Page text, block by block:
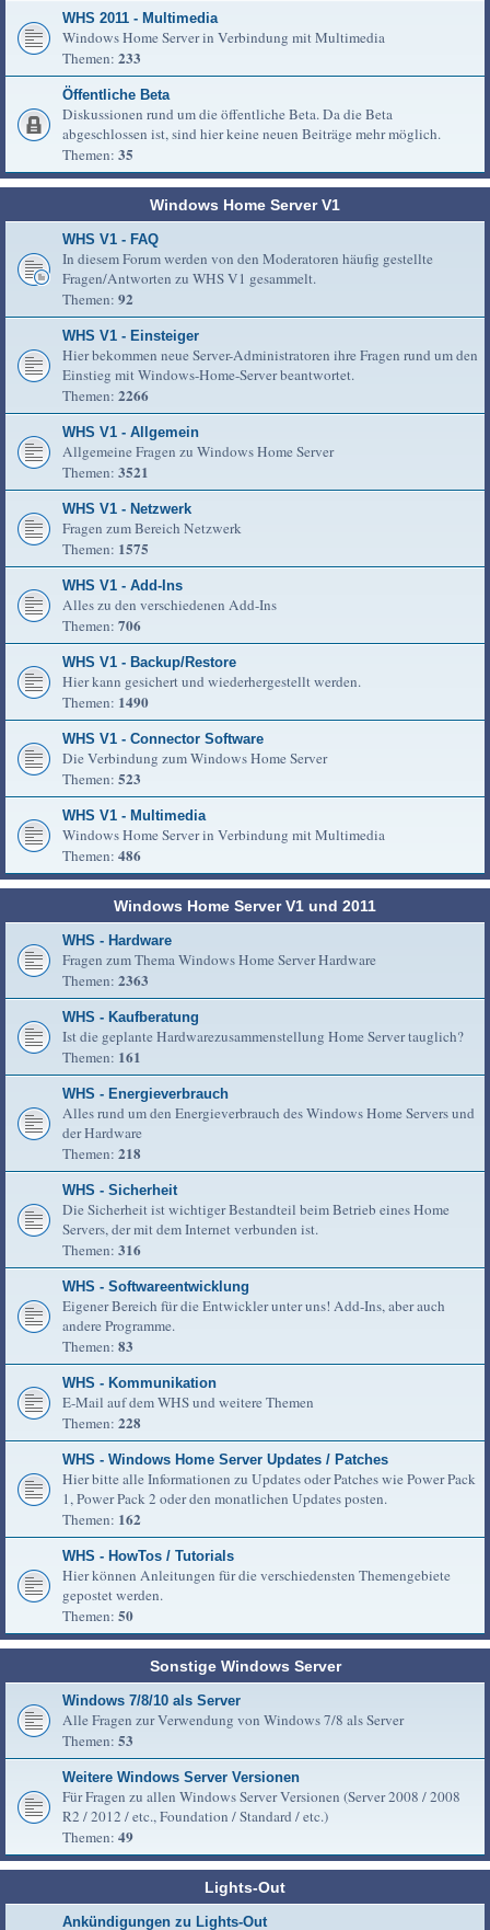
WHS 2011 - Multimedia
Windows Home Server in Verbindung mit Multimedia
Themen: 233
Öffentliche Beta
Diskussionen rund um die öffentliche Beta. Da die Beta
abgeschlossen ist, sind hier keine neuen Beiträge mehr möglich.
Themen: 35
Windows Home Server V1
WHS V1 - FAQ
In diesem Forum werden von den Moderatoren häufig gestellte
Fragen/Antworten zu WHS V1 gesammelt.
Themen: 92
WHS V1 - Einsteiger
Hier bekommen neue Server-Administratoren ihre Fragen rund um den
Einstieg mit Windows-Home-Server beantwortet.
Themen: 2266
WHS V1 - Allgemein
Allgemeine Fragen zu Windows Home Server
Themen: 3521
WHS V1 - Netzwerk
Fragen zum Bereich Netzwerk
Themen: 1575
WHS V1 - Add-Ins
Alles zu den verschiedenen Add-Ins
Themen: 706
WHS V1 - Backup/Restore
Hier kann gesichert und wiederhergestellt werden.
Themen: 1490
WHS V1 - Connector Software
Die Verbindung zum Windows Home Server
Themen: 523
WHS V1 - Multimedia
Windows Home Server in Verbindung mit Multimedia
Themen: 486
Windows Home Server V1 und 2011
WHS - Hardware
Fragen zum Thema Windows Home Server Hardware
Themen: 2363
WHS - Kaufberatung
Ist die geplante Hardwarezusammenstellung Home Server tauglich?
Themen: 161
WHS - Energieverbrauch
Alles rund um den Energieverbrauch des Windows Home Servers und
der Hardware
Themen: 218
WHS - Sicherheit
Die Sicherheit ist wichtiger Bestandteil beim Betrieb eines Home
Servers, der mit dem Internet verbunden ist.
Themen: 316
WHS - Softwareentwicklung
Eigener Bereich für die Entwickler unter uns! Add-Ins, aber auch
andere Programme.
Themen: 83
WHS - Kommunikation
E-Mail auf dem WHS und weitere Themen
Themen: 228
WHS - Windows Home Server Updates / Patches
Hier bitte alle Informationen zu Updates oder Patches wie Power Pack
1, Power Pack 2 oder den monatlichen Updates posten.
Themen: 162
WHS - HowTos / Tutorials
Hier können Anleitungen für die verschiedensten Themengebiete
gepostet werden.
Themen: 50
Sonstige Windows Server
Windows 7/8/10 als Server
Alle Fragen zur Verwendung von Windows 7/8 als Server
Themen: 53
Weitere Windows Server Versionen
Für Fragen zu allen Windows Server Versionen (Server 2008 / 2008
R2 / 2012 / etc., Foundation / Standard / etc.)
Themen: 49
Lights-Out
Ankündigungen zu Lights-Out